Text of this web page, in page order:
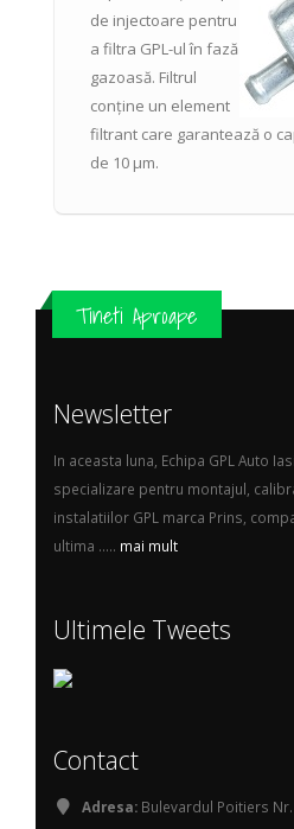
de injectoare pentru
a filtra GPL-ul în fază
gazoasă. Filtrul
conține un element
filtrant care garantează o
de 10 μm.
Tineti Aproape
Newsletter
In aceasta luna, Echipa GPL Auto
specializare pentru montajul,
instalatiilor GPL marca Prins,
ultima ..... mai mult
Ultimele Tweets
Contact
Adresa: Bulevardul Poitiers